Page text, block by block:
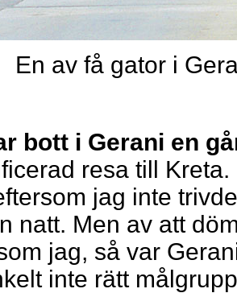
En av få gator i
bott i Gerani en
resa till
jag inte
natt. Men av att
jag, så var
inte rätt